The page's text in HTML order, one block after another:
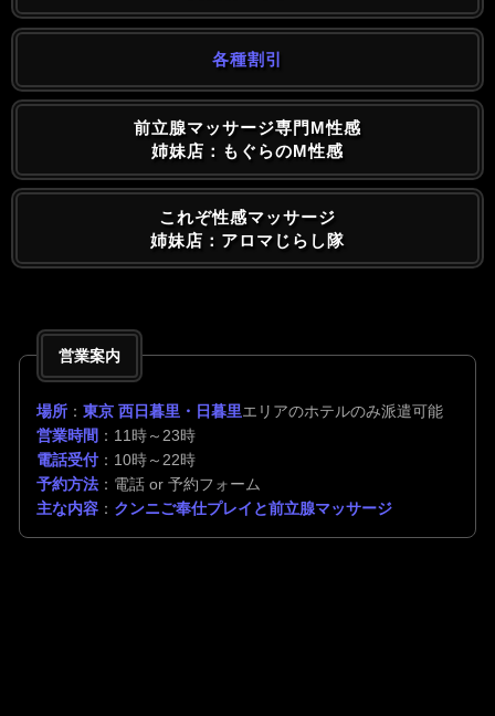
各種割引
前立腺マッサージ専門M性感
姉妹店：もぐらのM性感
これぞ性感マッサージ
姉妹店：アロマじらし隊
営業案内
場所 ： 東京 西日暮里・日暮里エリアのホテルのみ派遣可能
営業時間 ：11時～23時
電話受付：10時～22時
予約方法 ：電話 or 予約フォーム
主な内容 ： クンニご奉仕プレイと前立腺マッサージ